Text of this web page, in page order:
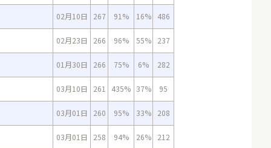
02月10日 267 91% 16% 486
02月23日 266 96% 55% 237
01月30日 266 75% 6% 282
03月10日 261 435% 37% 95
03月01日 260 95% 33% 208
03月01日 258 94% 26% 212